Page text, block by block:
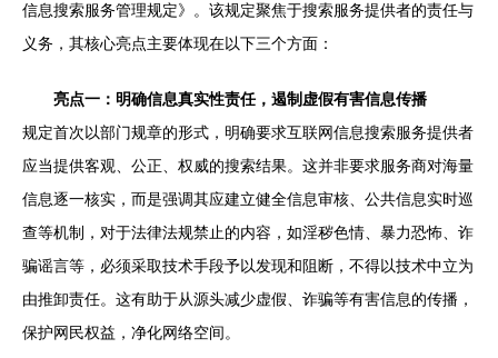
信息搜索服务管理规定》。该规定聚焦于搜索服务提供者的责任与
义务，其核心亮点主要体现在以下三个方面：
亮点一：明确信息真实性责任，遏制虚假有害信息传播
规定首次以部门规章的形式，明确要求互联网信息搜索服务提供者
应当提供客观、公正、权威的搜索结果。这并非要求服务商对海量
信息逐一核实，而是强调其应建立健全信息审核、公共信息实时巡
查等机制，对于法律法规禁止的内容，如淫秽色情、暴力恐怖、诈
骗谣言等，必须采取技术手段予以发现和阻断，不得以技术中立为
由推卸责任。这有助于从源头减少虚假、诈骗等有害信息的传播，
保护网民权益，净化网络空间。